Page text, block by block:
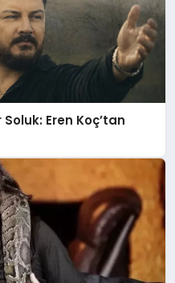
Eren Koç’tan